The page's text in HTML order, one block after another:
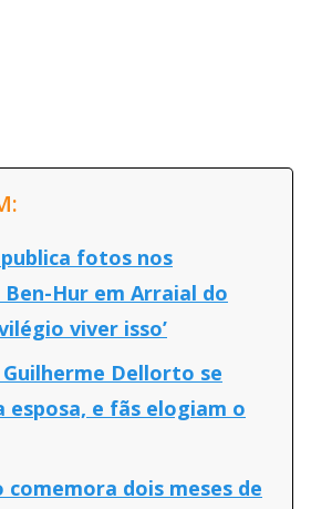
fotos nos
Hur em Arraial do
viver isso’
Dellorto se
esposa, e fãs elogiam o
comemora dois meses de